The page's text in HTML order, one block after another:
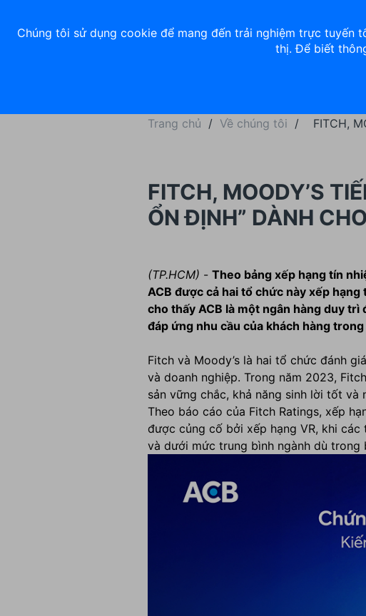
Trang chủ / Về chúng tôi / FITCH,
FITCH, MOODY’S
ỔN ĐỊNH” DÀNH
(TP.HCM) - Theo bảng xếp hạng tín
ACB được cả hai tổ chức này xếp
cho thấy ACB là một ngân hàng duy
đáp ứng nhu cầu của khách hàng
Fitch và Moody’s là hai tổ chức đánh
và doanh nghiệp. Trong năm 2023,
sản vững chắc, khả năng sinh lời tốt và
Theo báo cáo của Fitch Ratings, xếp
được củng cố bởi xếp hạng VR, khi
và dưới mức trung bình ngành dù trong
Chúng tôi sử dụng cookie để mang đến trải nghiệm trực
thị. Để biết